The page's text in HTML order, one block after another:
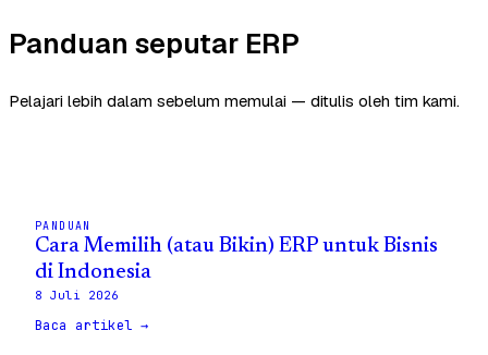
Panduan seputar ERP
Pelajari lebih dalam sebelum memulai — ditulis oleh tim kami.
PANDUAN
Cara Memilih (atau Bikin) ERP untuk Bisnis
di Indonesia
8 Juli 2026
Baca artikel →